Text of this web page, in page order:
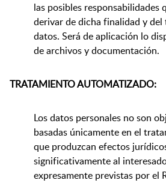
las posibles responsabilidades
derivar de dicha finalidad y
datos. Será de aplicación lo
de archivos y documentación.
TRATAMIENTO AUTOMATIZADO:
Los datos personales no son
basadas únicamente en el
que produzcan efectos
significativamente al
expresamente previstas por el